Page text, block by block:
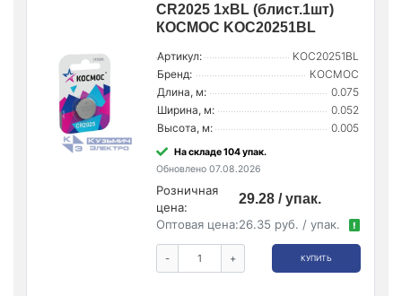
CR2025 1хBL (блист.1шт)
КОСМОС KOC20251BL
Артикул:
KOC20251BL
Бренд:
КОСМОС
Длина, м:
0.075
Ширина, м:
0.052
Высота, м:
0.005
На складе 104 упак.
Обновлено 07.08.2026
Розничная
цена:
29.28 / упак.
Оптовая цена:26.35 руб. / упак. !
- + КУПИТЬ